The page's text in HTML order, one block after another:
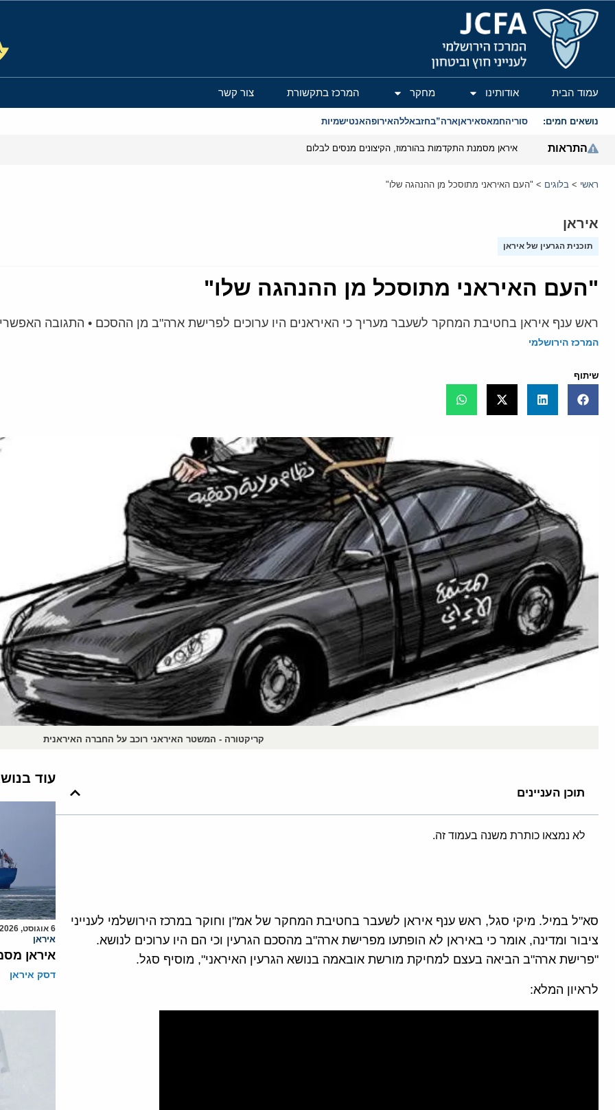
המרכז הירושלמי לענייני חוץ וביטחון
עמוד הבית אודותינו מחקר המרכז בתקשורת צור קשר
נושאים חמים: סוריהחמאסאיראןארה”בחזבאללהאירופהאנטישמיות
התראות איראן מסמנת התקדמות בהורמוז, הקיצונים מנסים לבלום
ראשי > בלוגים > "העם האיראני מתוסכל מן ההנהגה שלו"
איראן
תוכנית הגרעין של איראן
"העם האיראני מתוסכל מן ההנהגה שלו"
ראש ענף איראן בחטיבת המחקר לשעבר מעריך כי האיראנים היו ערוכים לפרישת ארה"ב מן ההסכם • התגובה
המרכז הירושלמי
שיתוף
קריקטורה - המשטר האיראני רוכב על החברה האיראנית
תוכן העניינים
לא נמצאו כותרת משנה בעמוד זה.
סא"ל במיל. מיקי סגל, ראש ענף איראן לשעבר בחטיבת המחקר של אמ"ן וחוקר במרכז הירושלמי לענייני
ציבור ומדינה, אומר כי באיראן לא הופתעו מפרישת ארה"ב מהסכם הגרעין וכי הם היו ערוכים לנושא.
"פרישת ארה"ב הביאה בעצם למחיקת מורשת אובאמה בנושא הגרעין האיראני", מוסיף סגל.
לראיון המלא:
עוד
6 אוגוסט, 2026
איראן
איראן
דסק איראן